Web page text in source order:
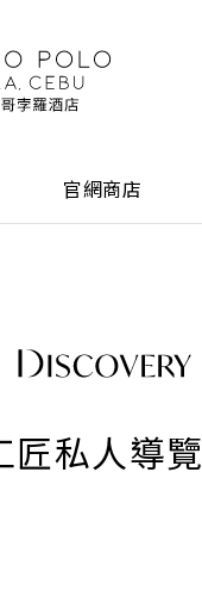
官網商店
匠私人導覽